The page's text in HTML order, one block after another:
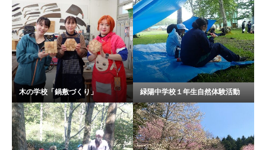
木の学校「鍋敷づくり」 緑陽中学校１年生自然体験活動